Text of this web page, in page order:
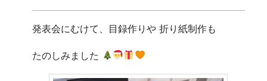
発表会にむけて、目録作りや 折り紙制作も
たのしみました